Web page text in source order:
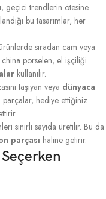
geçici trendlerin ötesine
bu tasarımlar, her
sıradan cam veya
porselen, el işçiliği
kullanılır.
taşıyan veya dünyaca
parçalar, hediye ettiğiniz
sınırlı sayıda üretilir. Bu da
parçası haline getirir.